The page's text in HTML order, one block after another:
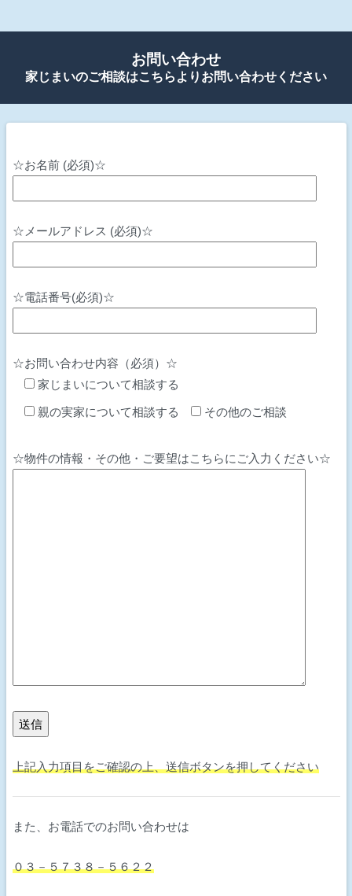
お問い合わせ
家じまいのご相談はこちらよりお問い合わせください
☆お名前 (必須)☆
☆メールアドレス (必須)☆
☆電話番号(必須)☆
☆お問い合わせ内容（必須）☆
家じまいについて相談する
親の実家について相談する その他のご相談
☆物件の情報・その他・ご要望はこちらにご入力ください☆
上記入力項目をご確認の上、送信ボタンを押してください
また、お電話でのお問い合わせは
０３－５７３８－５６２２